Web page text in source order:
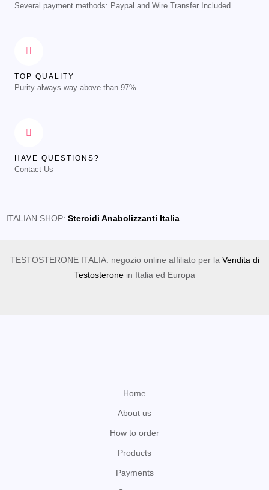
Several payment methods: Paypal and Wire Transfer Included
TOP QUALITY
Purity always way above than 97%
HAVE QUESTIONS?
Contact Us
ITALIAN SHOP: Steroidi Anabolizzanti Italia
TESTOSTERONE ITALIA: negozio online affiliato per la Vendita di
Testosteronein Italia ed Europa
Home
About us
How to order
Products
Payments